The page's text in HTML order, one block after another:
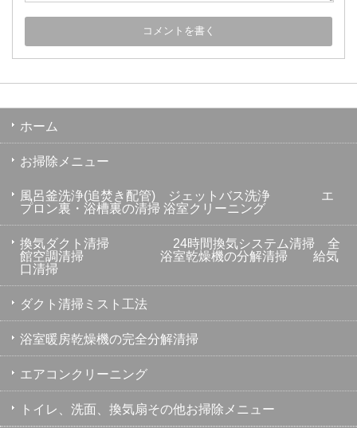
ホーム
お掃除メニュー
風呂釜洗浄(追焚き配管) ジェットバス洗浄 エ
プロン裏・浴槽裏の清掃 浴室クリーニング
換気ダクト清掃 24時間換気システム清掃 全
館空調清掃 浴室乾燥機の分解清掃 給気
口清掃
ダクト清掃ミスト工法
浴室暖房乾燥機の完全分解清掃
エアコンクリーニング
トイレ、洗面、換気扇その他お掃除メニュー